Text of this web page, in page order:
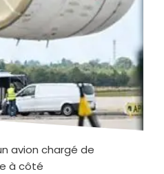
avion chargé de
à côté